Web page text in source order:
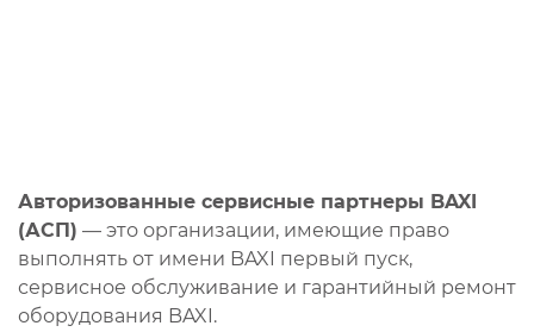
Авторизованные сервисные партнеры BAXI
(АСП) — это организации, имеющие право
выполнять от имени BAXI первый пуск,
сервисное обслуживание и гарантийный ремонт
оборудования BAXI.